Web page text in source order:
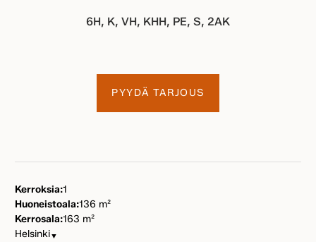
6H, K, VH, KHH, PE, S, 2AK
PYYDÄ TARJOUS
Kerroksia:1
Huoneistoala:136 m²
Kerrosala:163 m²
Helsinki▼